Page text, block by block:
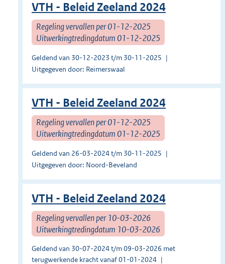
VTH - Beleid Zeeland 2024
Regeling vervallen per 01-12-2025
Uitwerkingtredingdatum 01-12-2025
Geldend van 30-12-2023 t/m 30-11-2025
Uitgegeven door: Reimerswaal
VTH - Beleid Zeeland 2024
Regeling vervallen per 01-12-2025
Uitwerkingtredingdatum 01-12-2025
Geldend van 26-03-2024 t/m 30-11-2025
Uitgegeven door: Noord-Beveland
VTH - Beleid Zeeland 2024
Regeling vervallen per 10-03-2026
Uitwerkingtredingdatum 10-03-2026
Geldend van 30-07-2024 t/m 09-03-2026 met
terugwerkende kracht vanaf 01-01-2024